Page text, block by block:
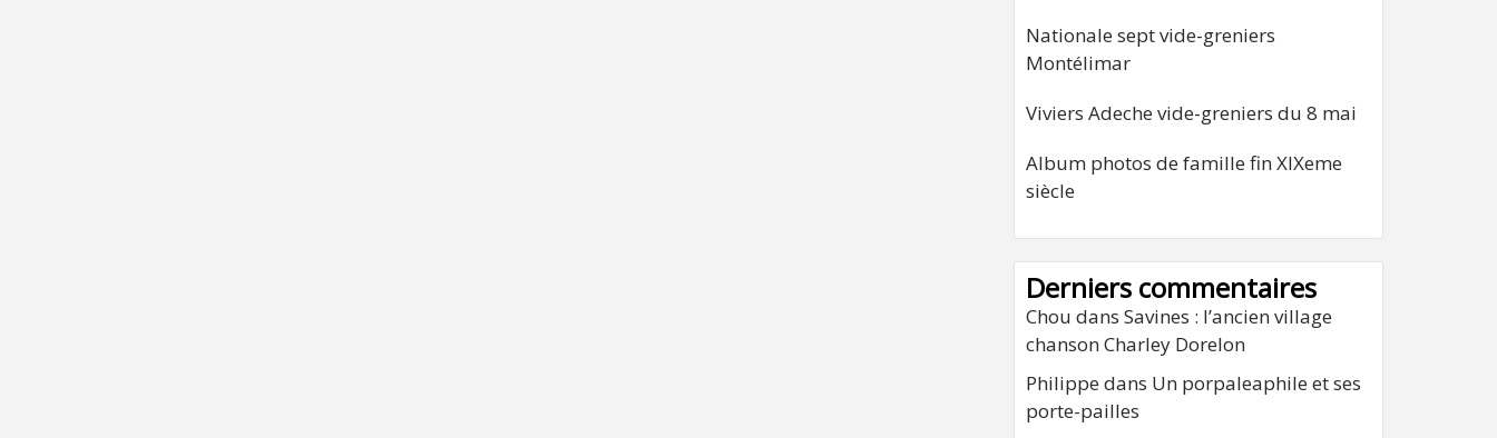
Nationale sept vide-greniers
Montélimar
Viviers Adeche vide-greniers du 8 mai
Album photos de famille fin XIXeme
siècle
Derniers commentaires
Chou dans Savines : l’ancien village
chanson Charley Dorelon
Philippe dans Un porpaleaphile et ses
porte-pailles